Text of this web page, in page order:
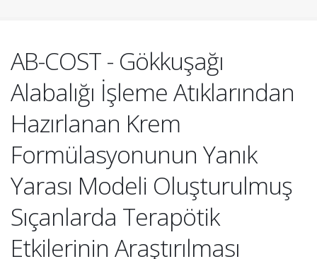
AB-COST - Gökkuşağı
Alabalığı İşleme Atıklarından
Hazırlanan Krem
Formülasyonunun Yanık
Yarası Modeli Oluşturulmuş
Sıçanlarda Terapötik
Etkilerinin Araştırılması